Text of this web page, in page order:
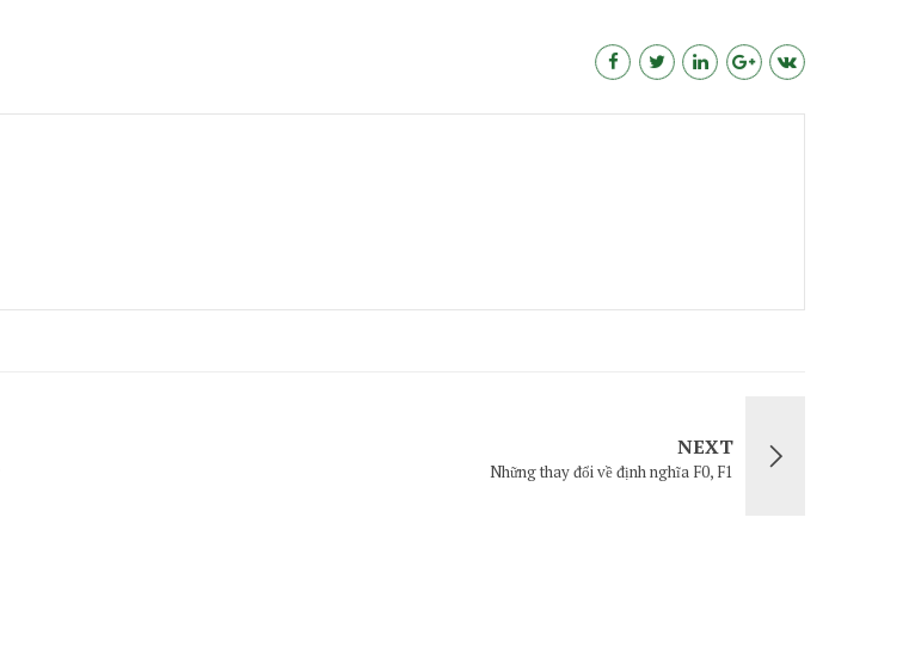
NEXT
Những thay đổi về định nghĩa F0, F1